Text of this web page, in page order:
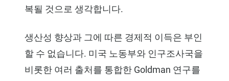
복될 것으로 생각합니다.
생산성 향상과 그에 따른 경제적 이득은 부인
할 수 없습니다. 미국 노동부와 인구조사국을
비롯한 여러 출처를 통합한 Goldman 연구를